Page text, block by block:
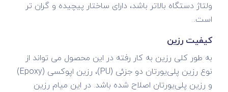
ولتاژ دستگاه بالاتر باشد، دارای ساختار پیچیده و گران تر
است.
کیفیت رزین
به طور کلی رزین به کار رفته در این محصول می تواند از
نوع رزین پلی‌یورتان دو جزئی (PU)، رزین اپوکسی (Epoxy)
و رزین پلی‌یورتان اصلاح‌ شده باشد. در این میام رزین